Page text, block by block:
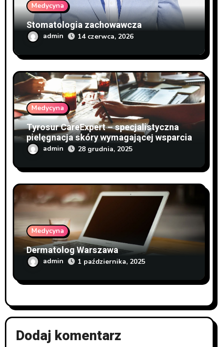
Medycyna
Stomatologia zachowawcza
admin 14 czerwca, 2026
Medycyna
Tyrosur CareExpert – specjalistyczna
pielęgnacja skóry wymagającej wsparcia
admin 28 grudnia, 2025
Medycyna
Dermatolog Warszawa
admin 1 października, 2025
Dodaj komentarz